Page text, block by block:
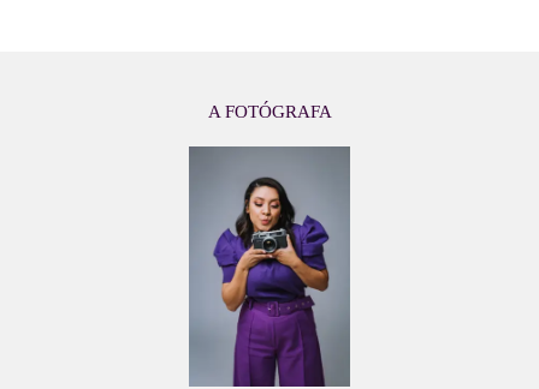
A FOTÓGRAFA